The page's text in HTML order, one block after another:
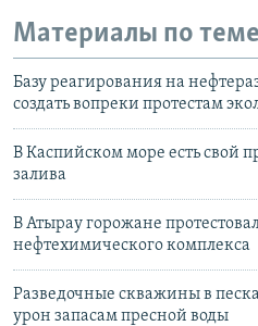
Материалы по теме
Базу реагирования на
создать вопреки протестам
В Каспийском море есть свой
залива
В Атырау горожане
нефтехимического комплекса
Разведочные скважины в
урон запасам пресной воды